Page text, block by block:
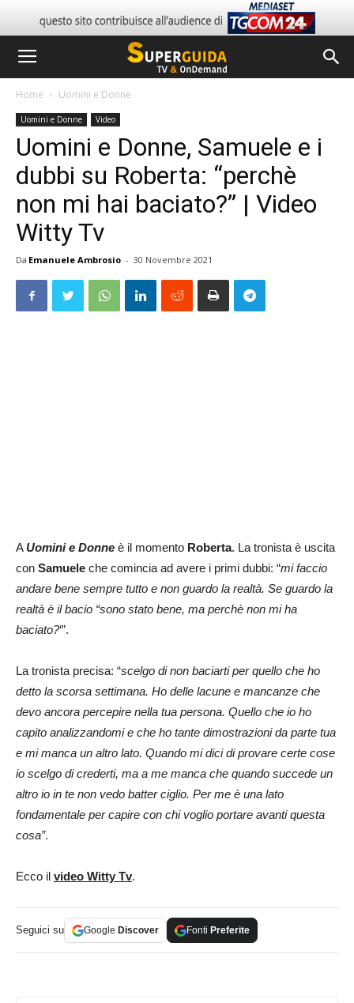
Home Uomini e Donne
Uomini e Donne Video
Uomini e Donne, Samuele e i
dubbi su Roberta: “perchè
non mi hai baciato?” | Video
Witty Tv
Da Emanuele Ambrosio - 30 Novembre 2021
AUomini e Donne è il momento Roberta. La tronista è uscita
con Samuele che comincia ad avere i primi dubbi: “mi faccio
andare bene sempre tutto e non guardo la realtà. Se guardo la
realtà è il bacio “sono stato bene, ma perchè non mi ha
baciato?‘”.
La tronista precisa: “scelgo di non baciarti per quello che ho
detto la scorsa settimana. Ho delle lacune e mancanze che
devo ancora percepire nella tua persona. Quello che io ho
capito analizzandomi e che ho tante dimostrazioni da parte tua
e mi manca un altro lato. Quando mi dici di provare certe cose
io scelgo di crederti, ma a me manca che quando succede un
altro io in te non vedo batter ciglio. Per me è una lato
fondamentale per capire con chi voglio portare avanti questa
cosa”.
Ecco il video Witty Tv.
Seguici su Google Discover Fonti Preferite